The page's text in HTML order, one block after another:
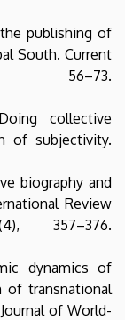
publishing of
South. Current
56–73.
collective
of subjectivity.
biography and
Review
357–376.
dynamics of
of transnational
of World-